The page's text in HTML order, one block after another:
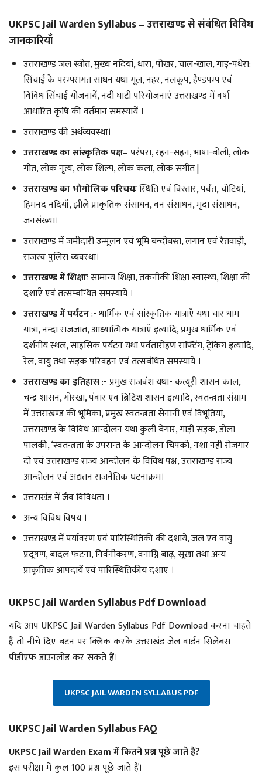
UKPSC Jail Warden Syllabus – उत्तराखण्ड से संबंधित विविध
जानकारियाँ
उत्तराखण्ड जल स्त्रोत, मुख्य नदियां, धारा, पोखर, चाल-खाल, गाड़-पधेरा:
सिंचाई के परम्परागत साधन यथा गूल, नहर, नलकूप, हैण्डपम्प एवं
विविध सिंचाई योजनायें, नदी घाटी परियोजनाएं उत्तराखण्ड में वर्षा
आधारित कृषि की वर्तमान समस्यायें ।
उत्तराखण्ड की अर्थव्यवस्था।
उत्तराखण्ड का सांस्कृतिक पक्ष– परंपरा, रहन-सहन, भाषा-बोली, लोक
गीत, लोक नृत्य, लोक शिल्प, लोक कला, लोक संगीत |
उत्तराखण्ड का भौगोलिक परिचयःस्थिति एवं विस्तार, पर्वत, चोटियां,
हिमनद नदियाँ, झीले प्राकृतिक संसाधन, वन संसाधन, मृदा संसाधन,
जनसंख्या।
उत्तराखण्ड में जमींदारी उन्मूलन एवं भूमि बन्दोबस्त, लगान एवं रैतवाड़ी,
राजस्व पुलिस व्यवस्था।
उत्तराखण्ड में शिक्षाःसामान्य शिक्षा, तकनीकी शिक्षा स्वास्थ्य, शिक्षा की
दशाएँ एवं तत्सम्बन्धित समस्यायें ।
उत्तराखण्ड में पर्यटन:- धार्मिक एवं सांस्कृतिक यात्राएँ यथा चार धाम
यात्रा, नन्दा राजजात, आध्यात्मिक यात्राएँ इत्यादि, प्रमुख धार्मिक एवं
दर्शनीय स्थल, साहसिक पर्यटन यथा पर्वतारोहण राफ्टिंग, ट्रेकिंग इत्यादि,
रेल, वायु तथा सड़क परिवहन एवं तत्सबंधित समस्यायें ।
उत्तराखण्ड का इतिहास:- प्रमुख राजवंश यथा- कत्यूरी शासन काल,
चन्द्र शासन, गोरखा, पंवार एवं ब्रिटिश शासन इत्यादि, स्वतन्त्रता संग्राम
में उत्तराखण्ड की भूमिका, प्रमुख स्वतन्त्रता सेनानी एवं विभूतियां,
उत्तराखण्ड के विविध आन्दोलन यथा कुली बेगार, गाड़ी सड़क, डोला
पालकी, ‘स्वतन्त्रता के उपरान्त के आन्दोलन चिपको, नशा नहीं रोजगार
दो एवं उत्तराखण्ड राज्य आन्दोलन के विविध पक्ष, उत्तराखण्ड राज्य
आन्दोलन एवं अद्यतन राजनैतिक घटनाक्रम।
उत्तराखंड में जैव विविधता ।
अन्य विविध विषय ।
उत्तराखण्ड में पर्यावरण एवं पारिस्थितिकी की दशायें, जल एवं वायु
प्रदूषण, बादल फटना, निर्वनीकरण, वनाग्नि बाढ़, सूखा तथा अन्य
प्राकृतिक आपदायें एवं पारिस्थितिकीय दशाए ।
UKPSC Jail Warden Syllabus Pdf Download
यदि आप UKPSC Jail Warden Syllabus Pdf Download करना चाहते
हैं तो नीचे दिए बटन पर क्लिक करके उत्तराखंड जेल वार्डन सिलेबस
पीडीएफ डाउनलोड कर सकते हैं।
UKPSC JAIL WARDEN SYLLABUS PDF
UKPSC Jail Warden Syllabus FAQ
UKPSC Jail Warden Exam में कितने प्रश्न पूछे जाते हैं?
इस परीक्षा में कुल 100 प्रश्न पूछे जाते हैं।